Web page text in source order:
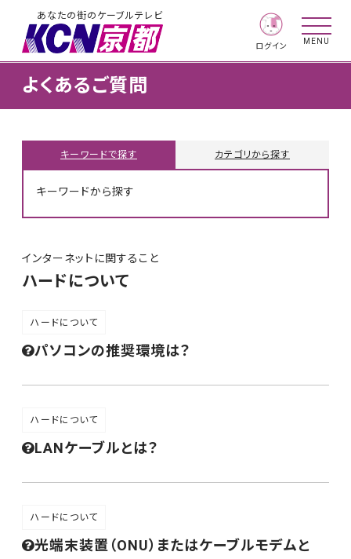
あなたの街のケーブルテレビ
ログイン
MENU
よくあるご質問
キーワードで探す カテゴリから探す
キーワードから探す
インターネットに関すること
ハードについて
ハードについて
パソコンの推奨環境は？
ハードについて
LANケーブルとは？
ハードについて
光端末装置（ONU）またはケーブルモデムと